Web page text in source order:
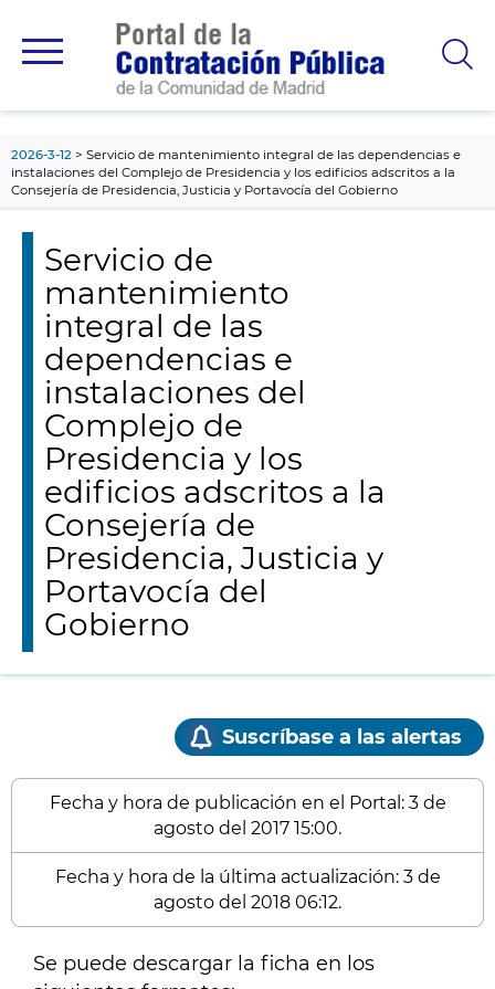
principal
2026-3-12
Servicio de mantenimiento integral de las dependencias e
instalaciones del Complejo de Presidencia y los edificios adscritos a la
Consejería de Presidencia, Justicia y Portavocía del Gobierno
Servicio de
mantenimiento
integral de las
dependencias e
instalaciones del
Complejo de
Presidencia y los
edificios adscritos a la
Consejería de
Presidencia, Justicia y
Portavocía del
Gobierno
Suscríbase a las alertas
Fecha y hora de publicación en el Portal: 3 de
agosto del 2017 15:00.
Fecha y hora de la última actualización: 3 de
agosto del 2018 06:12.
Se puede descargar la ficha en los